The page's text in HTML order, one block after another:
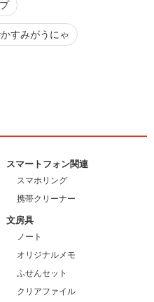
すみがうにゃ
スマートフォン関連
スマホリング
携帯クリーナー
文房具
ノート
オリジナルメモ
ふせんセット
クリアファイル